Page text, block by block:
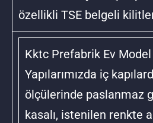
özellikli TSE belgeli
Kktc Prefabrik Ev
Yapılarımızda iç
ölçülerinde paslanmaz
kasalı, istenilen renkte